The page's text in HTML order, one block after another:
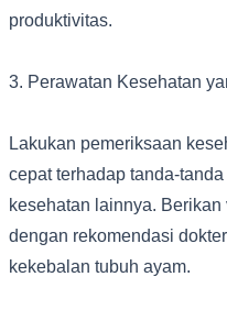
produktivitas.
3. Perawatan Kesehatan
Lakukan pemeriksaan
cepat terhadap tanda-
kesehatan lainnya.
dengan rekomendasi
kekebalan tubuh ayam.